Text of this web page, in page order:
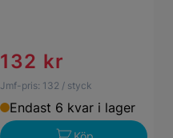
132 kr
Jmf-pris: 132 / styck
Endast 6 kvar i lager